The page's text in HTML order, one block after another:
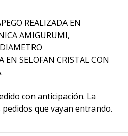
REALIZADA EN
AMIGURUMI,
EN SELOFAN CRISTAL CON
con anticipación. La
que vayan entrando.